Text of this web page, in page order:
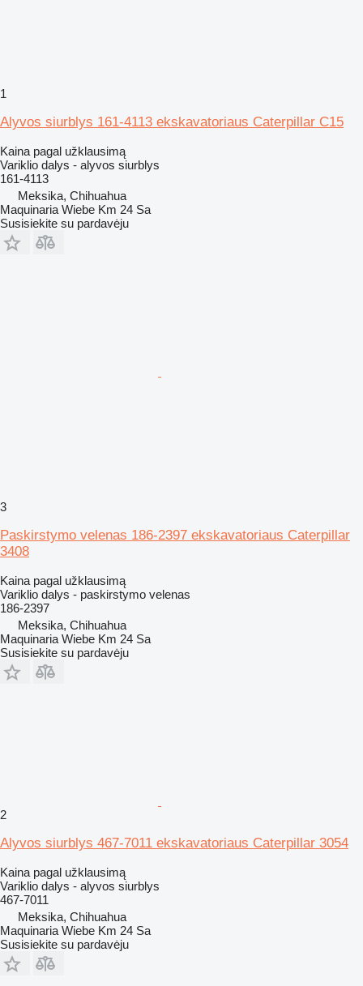
1
Alyvos siurblys 161-4113 ekskavatoriaus Caterpillar C15
Kaina pagal užklausimą
Variklio dalys - alyvos siurblys
161-4113
Meksika, Chihuahua
Maquinaria Wiebe Km 24 Sa
Susisiekite su pardavėju
3
Paskirstymo velenas 186-2397 ekskavatoriaus Caterpillar
3408
Kaina pagal užklausimą
Variklio dalys - paskirstymo velenas
186-2397
Meksika, Chihuahua
Maquinaria Wiebe Km 24 Sa
Susisiekite su pardavėju
2
Alyvos siurblys 467-7011 ekskavatoriaus Caterpillar 3054
Kaina pagal užklausimą
Variklio dalys - alyvos siurblys
467-7011
Meksika, Chihuahua
Maquinaria Wiebe Km 24 Sa
Susisiekite su pardavėju